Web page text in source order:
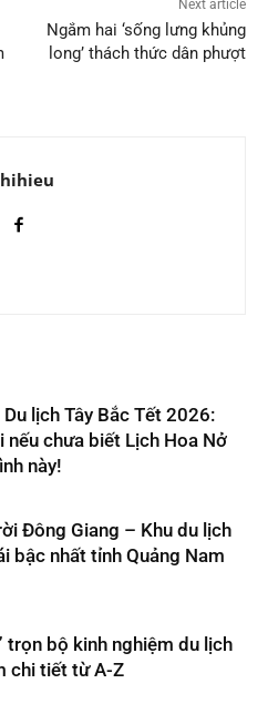
Next article
Ngắm hai ‘sống lưng khủng
long’ thách thức dân phượt
Du lịch Tây Bắc Tết 2026:
nếu chưa biết Lịch Hoa Nở
này!
Đông Giang – Khu du lịch
bậc nhất tỉnh Quảng Nam
trọn bộ kinh nghiệm du lịch
chi tiết từ A-Z